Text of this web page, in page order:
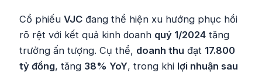
Cổ phiếuVJC đang thể hiện xu hướng phục hồi
rõ rệt với kết quả kinh doanh quý 1/2024 tăng
trưởng ấn tượng. Cụ thể, doanh thu đạt 17.800
tỷ đồng, tăng 38% YoY, trong khi lợi nhuận sau